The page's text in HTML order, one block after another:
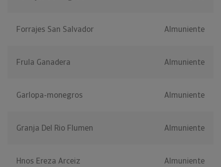
Forrajes San Salvador Almuniente
Frula Ganadera Almuniente
Garlopa-monegros Almuniente
Granja Del Rio Flumen Almuniente
Hnos Ereza Arceiz Almuniente